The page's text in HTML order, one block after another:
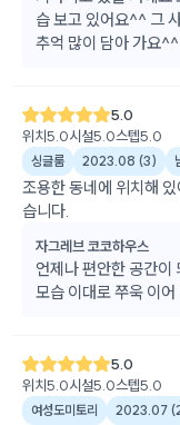
습 보고 있어요^^ 그
추억 많이 담아 가요^^
5.0
위치5.0시설5.0스텝5.0
싱글룸 2023.08 (3)
조용한 동네에 위치해
습니다.
자그레브 코코하우스
언제나 편안한 공간이
모습 이대로 쭈욱 이
5.0
위치5.0시설5.0스텝5.0
여성도미토리 2023.07 (